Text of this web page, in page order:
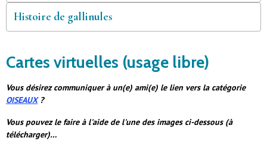
Histoire de gallinules
Cartes virtuelles (usage libre)
Vous désirez communiquer à un(e) ami(e) le lien vers la catégorie
OISEAUX?
Vous pouvez le faire à l'aide de l'une des images ci-dessous (à
télécharger)…